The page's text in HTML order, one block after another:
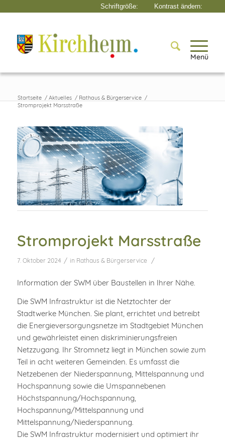
Menü
Startseite / Aktuelles / Rathaus & Bürgerservice /
Stromprojekt Marsstraße
Stromprojekt Marsstraße
7. Oktober 2024 / in Rathaus & Bürgerservice /
Information der SWM über Baustellen in Ihrer Nähe.
Die SWM Infrastruktur ist die Netztochter der
Stadtwerke München. Sie plant, errichtet und betreibt
die Energieversorgungsnetze im Stadtgebiet München
und gewährleistet einen diskriminierungsfreien
Netzzugang. Ihr Stromnetz liegt in München sowie zum
Teil in acht weiteren Gemeinden. Es umfasst die
Netzebenen der Niederspannung, Mittelspannung und
Hochspannung sowie die Umspannebenen
Höchstspannung/Hochspannung,
Hochspannung/Mittelspannung und
Mittelspannung/Niederspannung.
Die SWM Infrastruktur modernisiert und optimiert ihr